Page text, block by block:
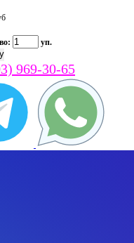
уп.
969-30-65